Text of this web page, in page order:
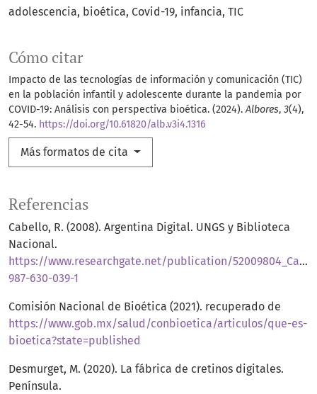
adolescencia bioética Covid-19 infancia TIC
Cómo citar
Impacto de las tecnologías de información y comunicación (TIC)
en la población infantil y adolescente durante la pandemia por
COVID-19: Análisis con perspectiva bioética. (2024).Albores, 3(4),
42-54. https://doi.org/10.61820/alb.v3i4.1316
Más formatos de cita
Referencias
Cabello, R. (2008). Argentina Digital. UNGS y Biblioteca
Nacional.
https://www.researchgate.net/publication/
987-630-039-1
Comisión Nacional de Bioética (2021). recuperado de
https://www.gob.mx/salud/conbioetica/articulos/que-es-
bioetica?state=published
Desmurget, M. (2020). La fábrica de cretinos digitales.
Península.